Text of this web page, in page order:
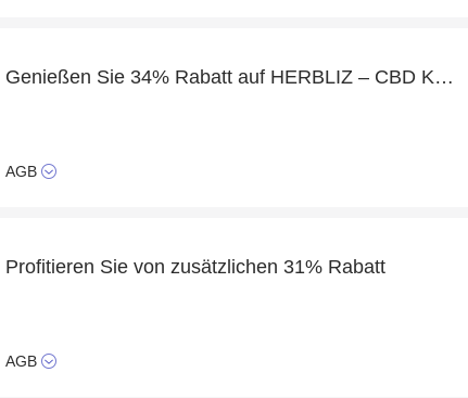
Genießen Sie 34% Rabatt auf HERBLIZ – CBD KÖRPER & MASSAGEÖL (ZITRONENGRAS) + 20% zusätzlichen Rabatt
AGB
Profitieren Sie von zusätzlichen 31% Rabatt
AGB